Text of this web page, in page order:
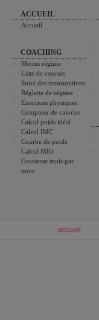
ACCUEIL
Accueil
COACHING
Menus régime
Liste de courses
Suivi des mensurations
Réglette de régime
Exercices physiques
Compteur de calories
Calcul poids idéal
Calcul IMC
Courbe de poids
Calcul IMG
Grossesse mois par
mois
accueil